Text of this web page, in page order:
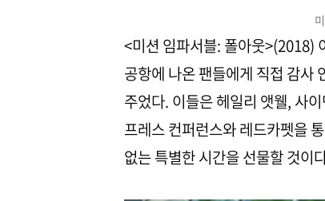
<미션 임파서블: 폴아웃>(2018)
공항에 나온 팬들에게 직접 감사
주었다. 이들은 헤일리 앳웰, 사
프레스 컨퍼런스와 레드카펫을
없는 특별한 시간을 선물할 것이